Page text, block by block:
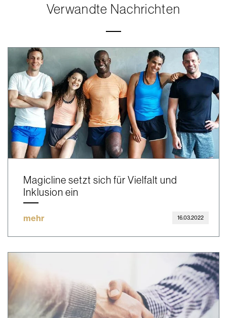
Verwandte Nachrichten
Magicline setzt sich für Vielfalt und
Inklusion ein
mehr 16.03.2022